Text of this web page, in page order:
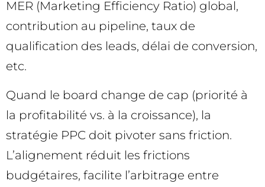
MER (Marketing Efficiency Ratio) global,
contribution au pipeline, taux de
qualification des leads, délai de conversion,
etc.
Quand le board change de cap (priorité à
la profitabilité vs. à la croissance), la
stratégie PPC doit pivoter sans friction.
L’alignement réduit les frictions
budgétaires, facilite l’arbitrage entre